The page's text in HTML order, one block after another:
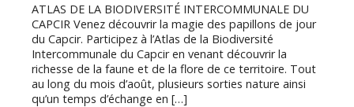
ATLAS DE LA BIODIVERSITÉ INTERCOMMUNALE DU
CAPCIR Venez découvrir la magie des papillons de jour
du Capcir. Participez à l’Atlas de la Biodiversité
Intercommunale du Capcir en venant découvrir la
richesse de la faune et de la flore de ce territoire. Tout
au long du mois d’août, plusieurs sorties nature ainsi
qu’un temps d’échange en […]